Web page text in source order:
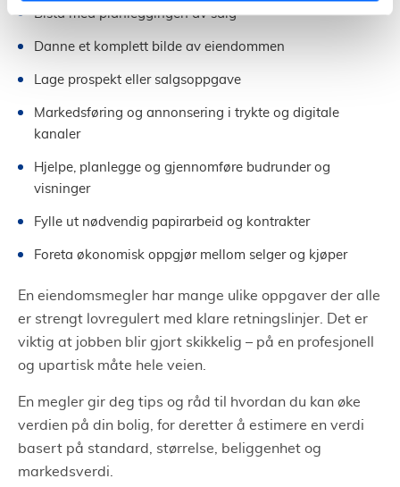
Bistå med planleggingen av salg
Danne et komplett bilde av eiendommen
Lage prospekt eller salgsoppgave
Markedsføring og annonsering i trykte og digitale
kanaler
Hjelpe, planlegge og gjennomføre budrunder og
visninger
Fylle ut nødvendig papirarbeid og kontrakter
Foreta økonomisk oppgjør mellom selger og kjøper
En eiendomsmegler har mange ulike oppgaver der alle
er strengt lovregulert med klare retningslinjer. Det er
viktig at jobben blir gjort skikkelig – på en profesjonell
og upartisk måte hele veien.
En megler gir deg tips og råd til hvordan du kan øke
verdien på din bolig, for deretter å estimere en verdi
basert på standard, størrelse, beliggenhet og
markedsverdi.